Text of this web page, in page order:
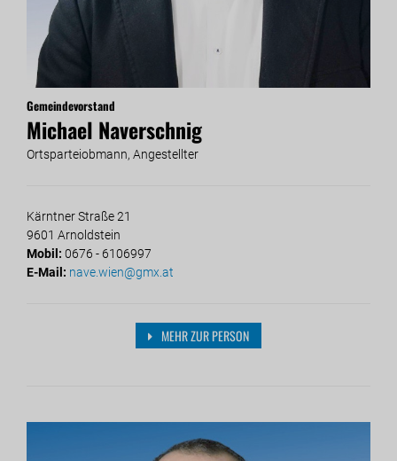
Gemeindevorstand
Michael Naverschnig
Ortsparteiobmann, Angestellter
Kärntner Straße 21
9601 Arnoldstein
Mobil: 0676 - 6106997
E-Mail: nave.wien@gmx.at
MEHR ZUR PERSON